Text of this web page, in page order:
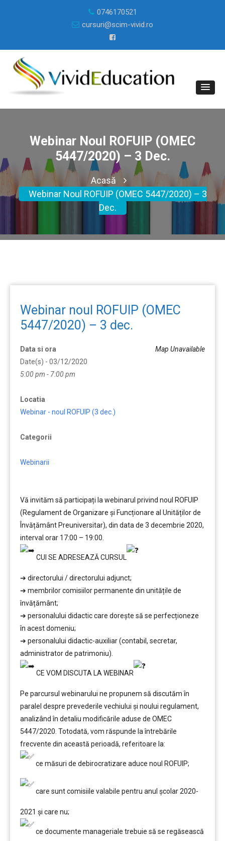
0746170521
cursuri@scim-vivid.ro
Webinar Noul ROFUIP (OMEC
5447/2020) – 3 Dec.
Acasă
Webinar Noul ROFUIP (OMEC 5447/2020) – 3
Dec.
Webinar noul ROFUIP (OMEC
5447/2020) – 3 dec.
Map Unavailable
Data si ora
Date(s) - 03/12/2020
5:00 pm - 7:00 pm
Locatia
Webinar - noul ROFUIP (3 dec.)
Categorii
Webinarii
Vă invităm să participați la webinarul privind noul ROFUIP
(Regulament de Organizare şi Funcționare al Unităților de
Învățământ Preuniversitar), din data de 3 decembrie 2020,
interval orar 17:00 – 19:00.
CUI SE ADRESEAZĂ CURSUL
➔ directorului / directorului adjunct;
➔ membrilor comisiilor permanente din unitățile de
învățământ;
➔ personalului didactic care doreşte să se perfecționeze
în acest domeniu;
➔ personalului didactic-auxiliar (contabil, secretar,
administrator de patrimoniu).
CE VOM DISCUTA LA WEBINAR
Pe parcursul webinarului ne propunem să discutăm în
paralel despre prevederile vechiului şi noului regulament,
analizând în detaliu modificările aduse de OMEC
5447/2020. Totodată, vom răspunde la întrebările
frecvente din această perioadă, referitoare la:
ce măsuri de debirocratizare aduce noul ROFUIP;
care sunt comisiile valabile pentru anul şcolar 2020-
2021 şi care nu;
ce documente manageriale trebuie să se regăsească